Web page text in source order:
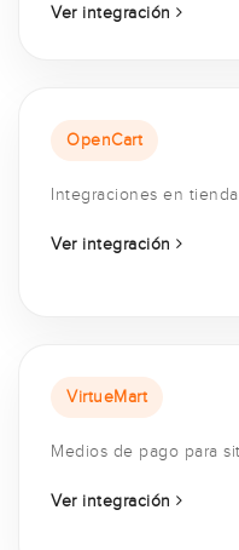
Ver integración
OpenCart
Integraciones en
Ver integración
VirtueMart
Medios de pago para
Ver integración